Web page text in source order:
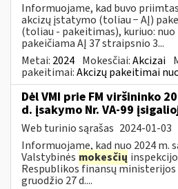
Informuojame, kad buvo
akcizų įstatymo (toliau − AĮ)
(toliau - pakeitimas), kuriuo: nuo
pakeičiama AĮ 37 straipsnio 3...
Metai: 2024 Mokesčiai:Akcizai
pakeitimai:Akcizų pakeitimai
Dėl VMI prie FM viršininko
d. įsakymo Nr. VA-99
Web turinio sąrašas 2024-01-03
Informuojame, kad nuo 2024 m.
Valstybinės mokesčių
Respublikos finansų ministerijos
gruodžio 27 d....